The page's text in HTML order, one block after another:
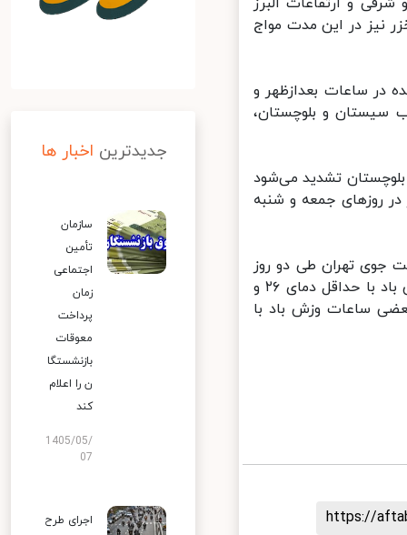
نیز در این مدت مواج
ساعات بعدازظهر و
و بلوچستان،
تشدید می‌شود
روزهای جمعه و شنبه
تهران طی دو روز
آینده اظهار کرد: آسمان تهران فردا (۳۱ مرداد) صاف در بعضی ساعات وزش باد با حداقل دمای ۲۶ و
بعضی ساعات وزش باد با
https://
جدیدترین اخبار ها
سازمان
تأمین
اجتماعی
زمان
پرداخت
معوقات
بازنشستگا
ن را اعلام
کند
1405/05/
07
اجرای طرح